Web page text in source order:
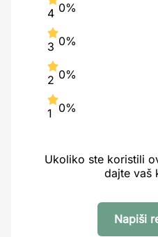
4 0%
3 0%
2 0%
1 0%
Ukoliko ste koristili
dajte vaš
Napiši